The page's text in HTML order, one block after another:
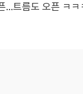
...트름도 오픈 ㅋㅋ